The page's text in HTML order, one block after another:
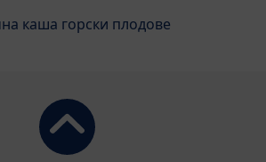
каша горски плодове